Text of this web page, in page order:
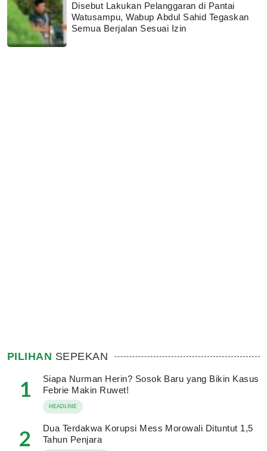
Disebut Lakukan Pelanggaran di Pantai
Watusampu, Wabup Abdul Sahid Tegaskan
Semua Berjalan Sesuai Izin
PILIHAN SEPEKAN
1
Siapa Nurman Herin? Sosok Baru yang Bikin Kasus
Febrie Makin Ruwet!
HEADLINE
2
Dua Terdakwa Korupsi Mess Morowali Dituntut 1,5
Tahun Penjara